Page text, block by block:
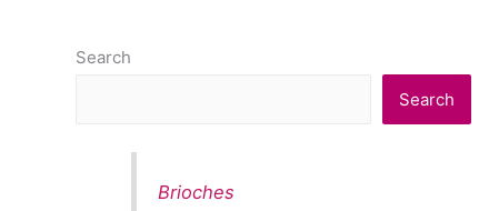
Search
Search
Brioches